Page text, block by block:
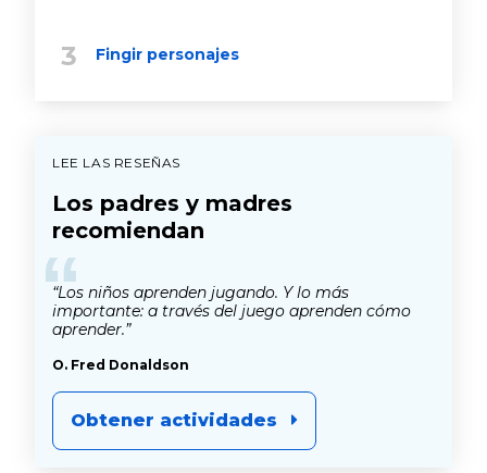
Fingir personajes
LEE LAS RESEÑAS
Los padres y madres
recomiendan
“
“Los niños aprenden jugando. Y lo más
importante: a través del juego aprenden cómo
aprender.”
O. Fred Donaldson
Obtener actividades